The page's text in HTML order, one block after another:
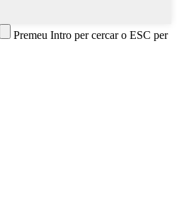
Premeu Intro per cercar o ESC per